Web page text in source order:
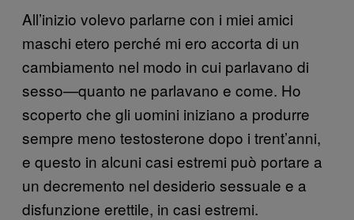
All’inizio volevo parlarne con i miei amici
maschi etero perché mi ero accorta di un
cambiamento nel modo in cui parlavano di
sesso—quanto ne parlavano e come. Ho
scoperto che gli uomini iniziano a produrre
sempre meno testosterone dopo i trent’anni,
e questo in alcuni casi estremi può portare a
un decremento nel desiderio sessuale e a
disfunzione erettile, in casi estremi.